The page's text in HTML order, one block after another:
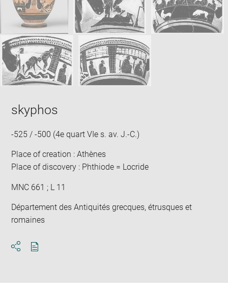
skyphos
-525 / -500 (4e quart VIe s. av. J.-C.)
Place of creation : Athènes
Place of discovery : Phthiode = Locride
MNC 661 ; L 11
Département des Antiquités grecques, étrusques et
romaines